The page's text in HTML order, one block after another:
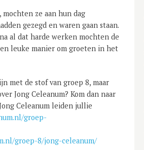
mochten ze aan hun dag
gezegd en waren gaan staan.
al dat harde werken mochten de
leuke manier om groeten in het
met de stof van groep 8, maar
Jong Celeanum? Kom dan naar
Celeanum leiden jullie
groep-
groep-8/jong-celeanum/